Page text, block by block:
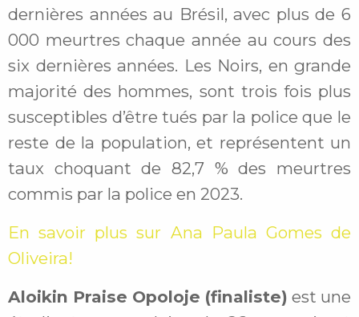
dernières années au Brésil, avec plus de 6
000 meurtres chaque année au cours des
six dernières années. Les Noirs, en grande
majorité des hommes, sont trois fois plus
susceptibles d’être tués par la police que le
reste de la population, et représentent un
taux choquant de 82,7 % des meurtres
commis par la police en 2023.
En savoir plus sur Ana Paula Gomes de
Oliveira!
Aloikin Praise Opoloje (finaliste) est une